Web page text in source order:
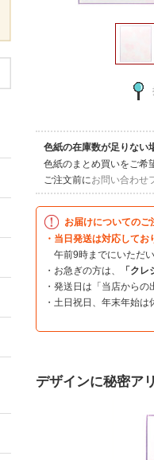
色紙の在庫数が足りない
色紙のまとめ買いをご希
ご注文前にお問い合わせ
お届けについてのご
・当日発送は対応してお
午前9時までにいただい
・お急ぎの方は、
「ク
・発送日は「当店から
・土日祝日、年末年始は
デザインに秘密ア